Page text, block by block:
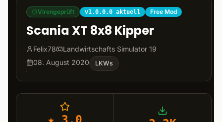
Virengeprüft v1.0.0.0 aktuell Free Mod
Scania XT 8x8 Kipper
Felix78
Landwirtschafts Simulator 19
08. August 2020
LKWs
★ 3.0